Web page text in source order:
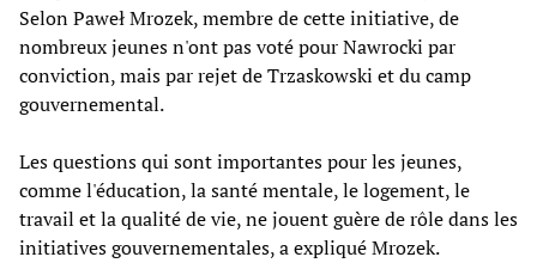
Selon Paweł Mrozek, membre de cette initiative, de
nombreux jeunes n'ont pas voté pour Nawrocki par
conviction, mais par rejet de Trzaskowski et du camp
gouvernemental.
Les questions qui sont importantes pour les jeunes,
comme l'éducation, la santé mentale, le logement, le
travail et la qualité de vie, ne jouent guère de rôle dans les
initiatives gouvernementales, a expliqué Mrozek.